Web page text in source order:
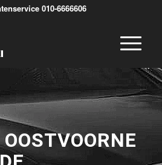
010-6666606
OOSTVOORNE